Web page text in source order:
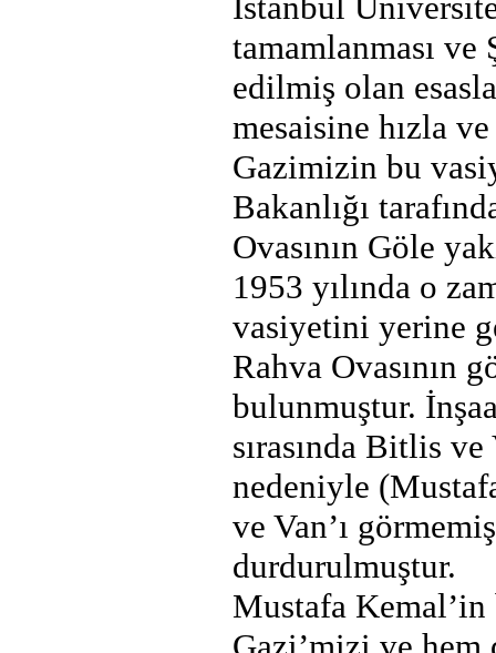
tamamlanması
edilmiş olan
mesaisine hızla
Gazimizin bu
Bakanlığı
Ovasının Göle
1953 yılında o
vasiyetini yerine
Rahva Ovasının
bulunmuştur.
sırasında Bitlis
nedeniyle
ve Van’ı
durdurulmuştur.
Mustafa